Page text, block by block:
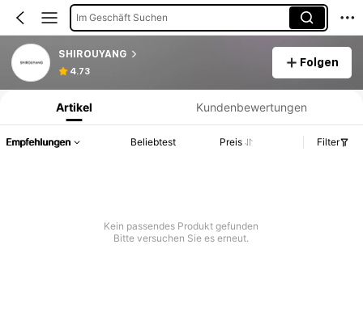
Im Geschäft Suchen
SHIROUYANG
4.73
Folgen
Produktinformation: Preisangabe, Verkaufs- und Lagerbestandsdetails.
Artikel Kundenbewertungen
Empfehlungen Beliebtest Preis Filter
Kein passendes Produkt gefunden
Bitte versuchen Sie es erneut.